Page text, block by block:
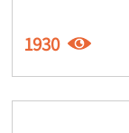
1930